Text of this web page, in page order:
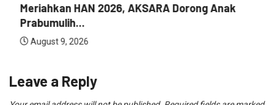
Meriahkan HAN 2026, AKSARA Dorong Anak
Prabumulih...
August 9, 2026
Leave a Reply